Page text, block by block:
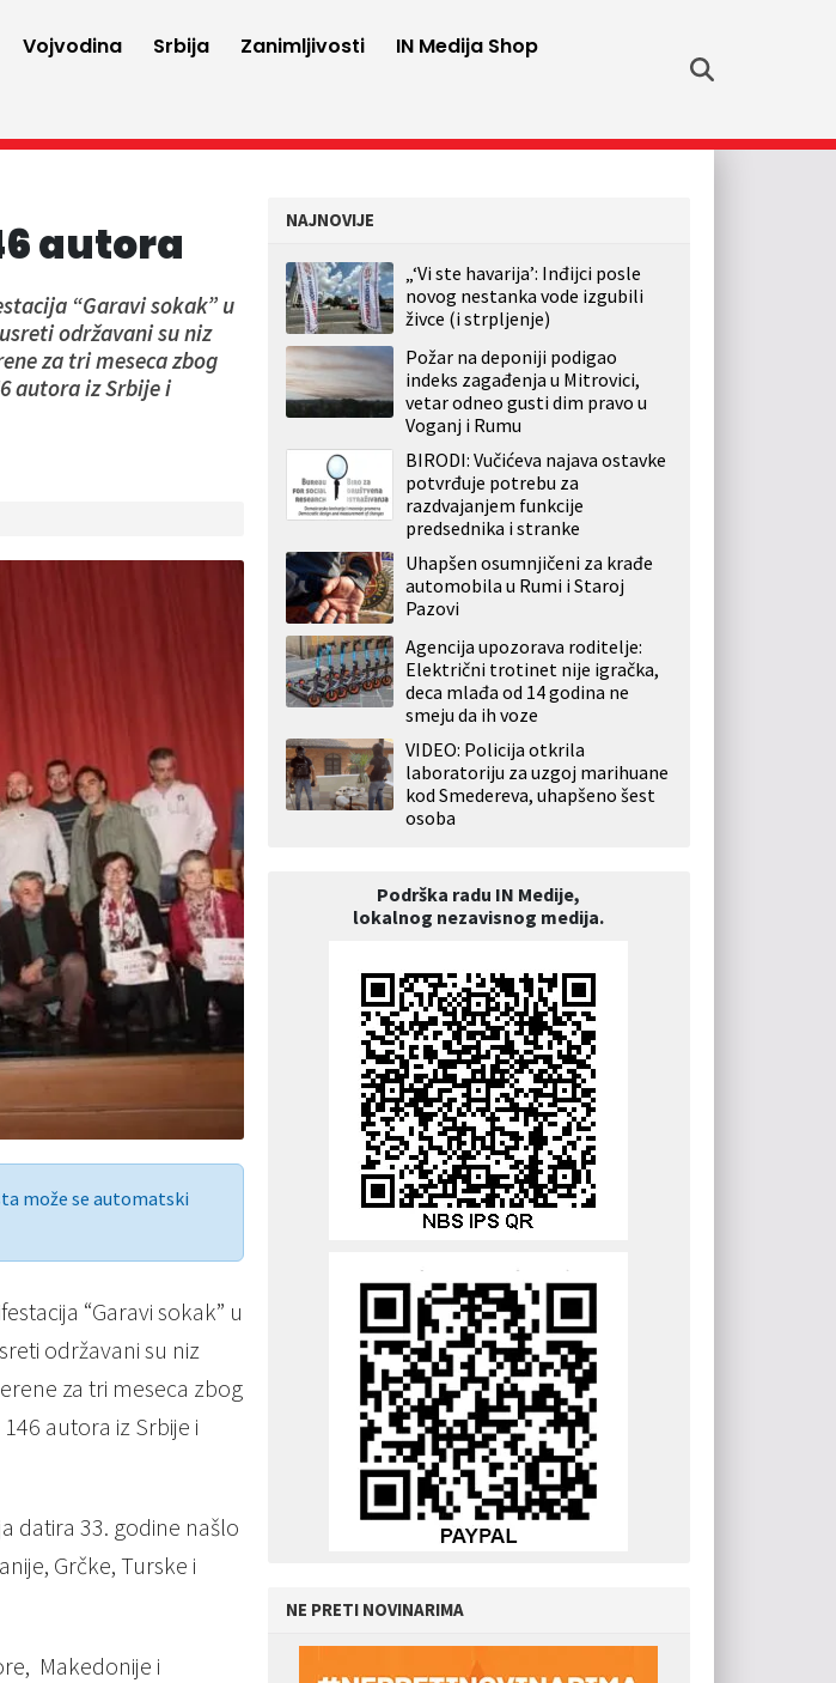
Vojvodina Srbija Zanimljivosti
IN Medija Shop
autora
“Garavi sokak” u
održavani su niz
za tri meseca zbog
autora iz Srbije i
može se automatski
“Garavi sokak” u
održavani su niz
za tri meseca zbog
autora iz Srbije i
datira 33. godine našlo
Grčke, Turske i
Makedonije i
NAJNOVIJE
„‘Vi ste havarija’: Inđijci posle
novog nestanka vode izgubili
živce (i strpljenje)
Požar na deponiji podigao
indeks zagađenja u Mitrovici,
vetar odneo gusti dim pravo u
Voganj i Rumu
BIRODI: Vučićeva najava ostavke
potvrđuje potrebu za
razdvajanjem funkcije
predsednika i stranke
Uhapšen osumnjičeni za krađe
automobila u Rumi i Staroj
Pazovi
Agencija upozorava roditelje:
Električni trotinet nije igračka,
deca mlađa od 14 godina ne
smeju da ih voze
VIDEO: Policija otkrila
laboratoriju za uzgoj marihuane
kod Smedereva, uhapšeno šest
osoba
Podrška radu IN Medije,
lokalnog nezavisnog medija.
NE PRETI NOVINARIMA